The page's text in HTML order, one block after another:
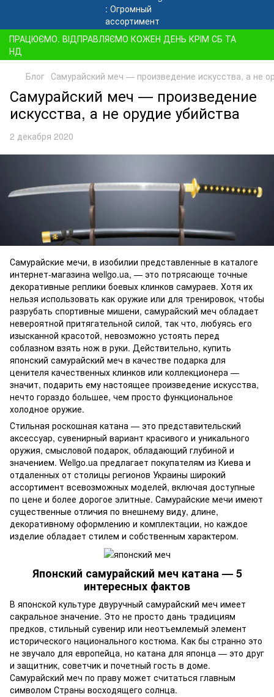
ПРАЦЮЄМО. ВІДПРАВЛЯЄМО КОЖЕН ДЕНЬ КРІМ СБ ТА
НД
Блог Самурайский меч — произведение искусства, а не
Самурайский меч — произведение
искусства, а не орудие убийства
2 декабря 2020
Самурайские мечи, в изобилии представленные в каталоге
интернет-магазина wellgo.ua, — это потрясающе точные
декоративные реплики боевых клинков самураев. Хотя их
нельзя использовать как оружие или для тренировок, чтобы
разрубать спортивные мишени, самурайский меч обладает
невероятной притягательной силой, так что, любуясь его
изысканной красотой, невозможно устоять перед
соблазном взять нож в руки. Действительно, купить
японский самурайский меч в качестве подарка для
ценителя качественных клинков или коллекционера —
значит, подарить ему настоящее произведение искусства,
нечто гораздо большее, чем просто функциональное
холодное оружие.
Стильная роскошная катана — это представительский
аксессуар, сувенирный вариант красивого и уникального
оружия, смысловой подарок, обладающий глубиной и
значением. Wellgo.ua предлагает покупателям из Киева и
отдаленных от столицы регионов Украины широкий
ассортимент всевозможных моделей, включая доступные
по цене и более дорогое элитные. Самурайские мечи имеют
существенные отличия по внешнему виду, длине,
декоративному оформлению и комплектации, но каждое
изделие обладает стилем и собственным характером.
Японский самурайский меч катана — 5
интересных фактов
В японской культуре двуручный самурайский меч имеет
сакральное значение. Это не просто дань традициям
предков, стильный сувенир или неотъемлемый элемент
исторического национального костюма. Как бы странно это
не звучало для европейца, но катана для японца — это друг
и защитник, советчик и почетный гость в доме.
Самурайский меч по праву может считаться главным
символом Страны восходящего солнца.